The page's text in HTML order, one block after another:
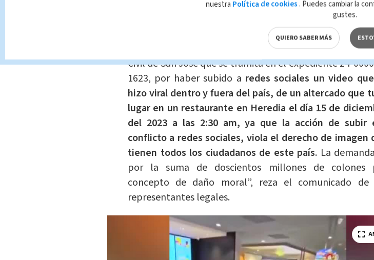
por temas de daño moral. Esto de
“Ante el Tribunal Primero Colegiado de Primera
Civil de San José que se tramita en el expediente 24-
1623, por haber subido a redes sociales un video
hizo viral dentro y fuera del país, de un altercado que
lugar en un restaurante en Heredia el día 15 de
del 2023 a las 2:30 am, ya que la acción de subir
conflicto a redes sociales, viola el derecho de imagen
tienen todos los ciudadanos de este país. La
por la suma de doscientos millones de colones
concepto de daño moral”, reza el comunicado de
representantes legales.
nuestra Política de cookies . Puedes cambiar la
gustes.
QUIERO SABER MÁS